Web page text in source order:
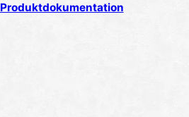
Produktdokumentation